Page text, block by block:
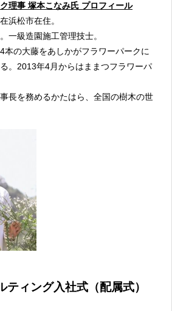
理事 塚本こなみ⽒ プロフィール
浜松市在住。
⼀級造園施⼯管理技⼠。
本の⼤藤をあしかがフラワーパークに
。2013年4⽉からはままつフラワーパ
⻑を務めるかたはら、全国の樹⽊の世
ティング入社式（配属式）